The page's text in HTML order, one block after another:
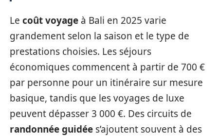
Le coût voyage à Bali en 2025 varie
grandement selon la saison et le type de
prestations choisies. Les séjours
économiques commencent à partir de 700 €
par personne pour un itinéraire sur mesure
basique, tandis que les voyages de luxe
peuvent dépasser 3 000 €. Des circuits de
randonnée guidée s’ajoutent souvent à des